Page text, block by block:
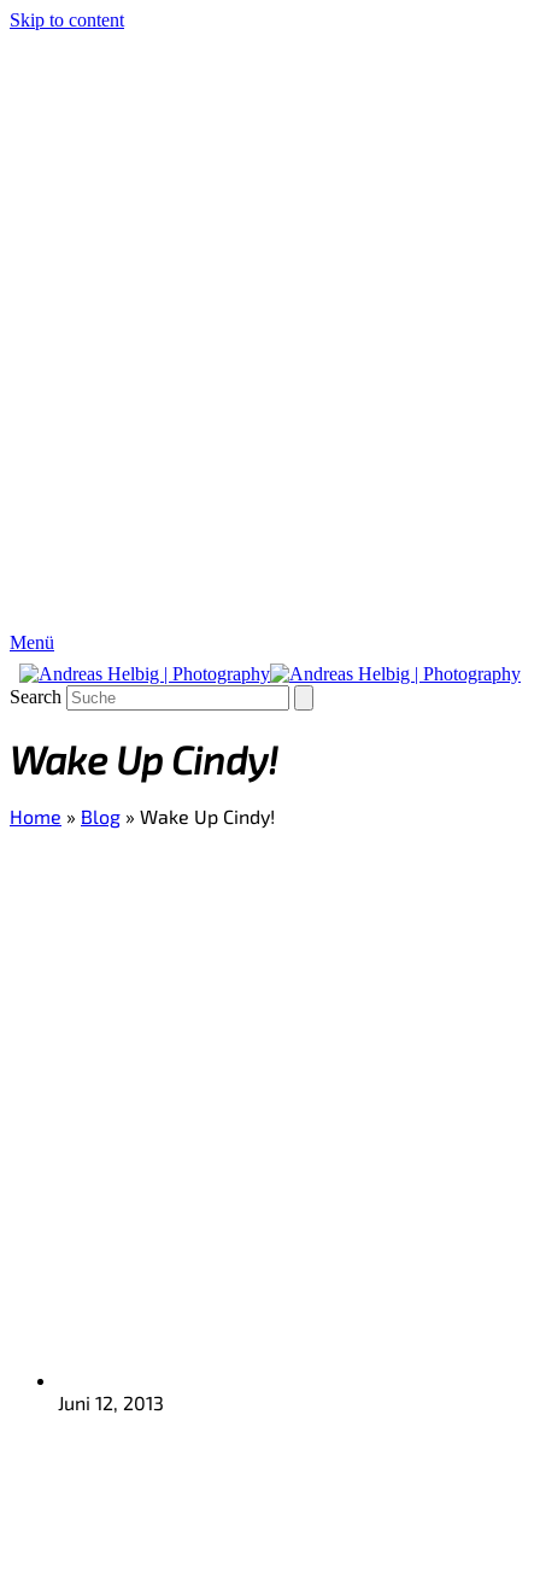
Skip to content
Menü
Search
Wake Up Cindy!
Home » Blog » Wake Up Cindy!
Juni 12, 2013